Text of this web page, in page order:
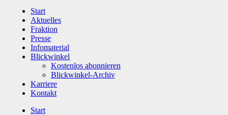
Start
Aktuelles
Fraktion
Presse
Infomaterial
Blickwinkel
Kostenlos abonnieren
Blickwinkel-Archiv
Karriere
Kontakt
Start